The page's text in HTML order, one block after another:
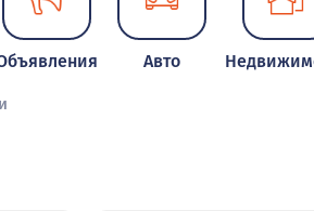
Авто